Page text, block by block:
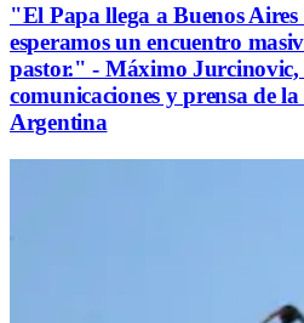
"El Papa llega a Buenos
esperamos un encuentro
pastor." - Máximo Jurcinovic,
comunicaciones y prensa de
Argentina